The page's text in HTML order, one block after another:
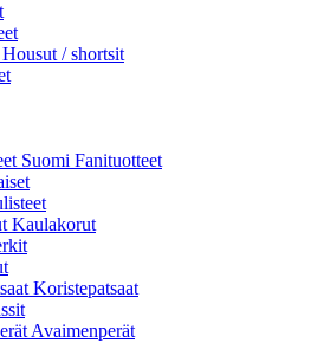
Housut / shortsit
Suomi Fanituotteet
Kaulakorut
Koristepatsaat
Avaimenperät